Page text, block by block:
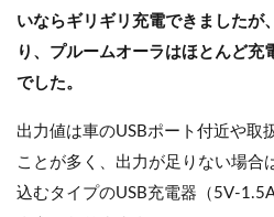
いならギリギリ充電できましたが
り、プルームオーラはほとんど充
でした。
出力値は車のUSBポート付近や取
ことが多く、出力が足りない場合
込むタイプのUSB充電器（5V-